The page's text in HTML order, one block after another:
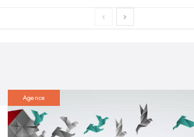
Agence